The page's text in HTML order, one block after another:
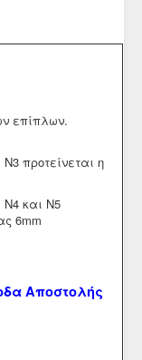
επίπλων.
προτείνεται η
Ν4 και Ν5
6mm
Αποστολής